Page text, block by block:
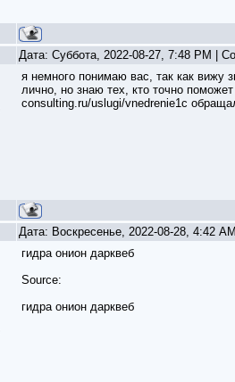
Дата: Суббота, 2022-08-27, 7:48 PM |
я немного понимаю вас, так как вижу
лично, но знаю тех, кто точно
consulting.ru/uslugi/vnedrenie1c
Дата: Воскресенье, 2022-08-28, 4:42
гидра онион дарквеб
Source:
гидра онион дарквеб